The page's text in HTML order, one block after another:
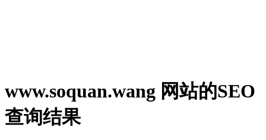
www.soquan.wang 网站的SEO
查询结果